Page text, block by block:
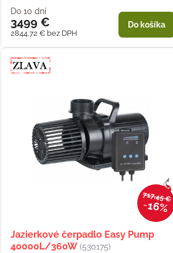
Do 10 dní
3499 €
2844,72 € bez DPH
Do košíka
717,45 €
16%
Jazierkové čerpadlo Easy Pump
40000L/360W (530175)